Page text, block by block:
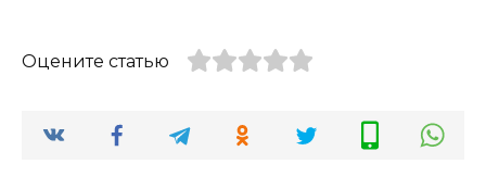
Оцените статью